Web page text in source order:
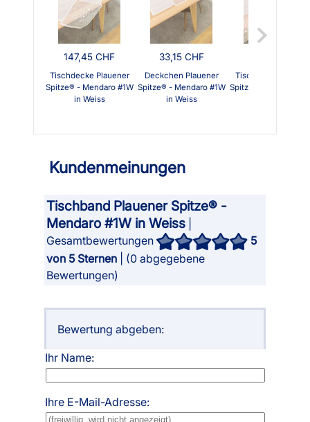
147,45 CHF
Tischdecke Plauener
Spitze® - Mendaro #1W
in Weiss
33,15 CHF
Deckchen Plauener
Spitze® - Mendaro #1W
in Weiss
Tischläufer
Spitze® - Mendaro
Kundenmeinungen
Tischband Plauener Spitze® -
Mendaro #1W in Weiss
Gesamtbewertungen
5
von 5 Sternen
| (0 abgegebene
Bewertungen)
Bewertung abgeben:
Ihr Name:
Ihre E-Mail-Adresse: